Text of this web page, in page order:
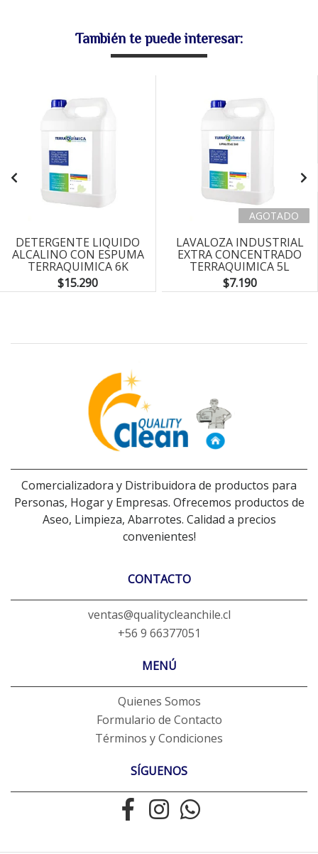
También te puede interesar:
DETERGENTE LIQUIDO
ALCALINO CON ESPUMA
TERRAQUIMICA 6K
$15.290
AGOTADO
LAVALOZA INDUSTRIAL
EXTRA CONCENTRADO
TERRAQUIMICA 5L
$7.190
Comercializadora y Distribuidora de productos para
Personas, Hogar y Empresas. Ofrecemos productos de
Aseo, Limpieza, Abarrotes. Calidad a precios
convenientes!
CONTACTO
ventas@qualitycleanchile.cl
+56 9 66377051
MENÚ
Quienes Somos
Formulario de Contacto
Términos y Condiciones
SÍGUENOS